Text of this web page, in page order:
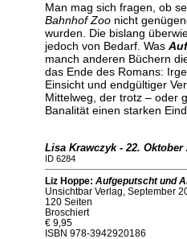
Man mag sich fragen, ob
Bahnhof Zoonicht
wurden. Die bislang
jedoch von Bedarf. Was
manch anderen Büchern
das Ende des Romans:
Einsicht und endgültiger
Mittelweg, der trotz – oder
Banalität einen starken
Lisa Krawczyk - 22. Oktober
ID 6284
Liz Hoppe: Aufgeputscht und
Unsichtbar Verlag, September
120 Seiten
Broschiert
€ 9,95
ISBN 978-3942920186